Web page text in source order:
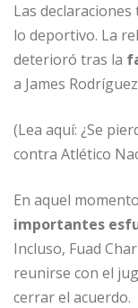
Las
lo deportivo. La
deterioró tras la
a James
(Lea aquí: ¿Se
contra Atlético
En aquel
importantes
Incluso, Fuad
reunirse con el
cerrar el acuerdo.